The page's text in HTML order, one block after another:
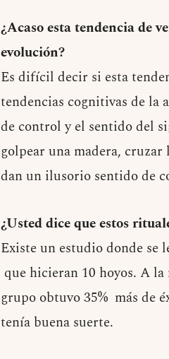
¿Acaso esta tendencia de
evolución?
Es difícil decir si esta
tendencias cognitivas de la
de control y el sentido del
golpear una madera, cruzar
dan un ilusorio sentido de
¿Usted dice que estos
Existe un estudio donde se
que hicieran 10 hoyos. A
grupo obtuvo 35% más de
tenía buena suerte.